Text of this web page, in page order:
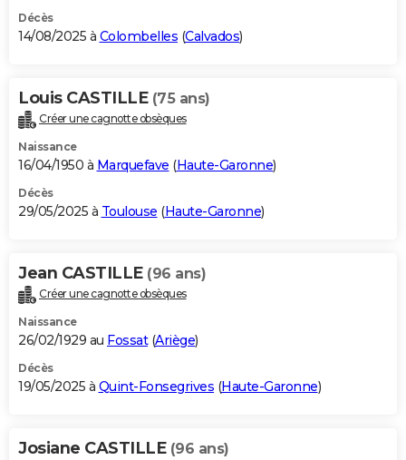
Décès
14/08/2025 à Colombelles (Calvados)
Louis CASTILLE (75 ans)
Créer une cagnotte obsèques
Naissance
16/04/1950 à Marquefave (Haute-Garonne)
Décès
29/05/2025 à Toulouse (Haute-Garonne)
Jean CASTILLE (96 ans)
Créer une cagnotte obsèques
Naissance
26/02/1929 au Fossat(Ariège)
Décès
19/05/2025 à Quint-Fonsegrives (Haute-Garonne)
Josiane CASTILLE (96 ans)